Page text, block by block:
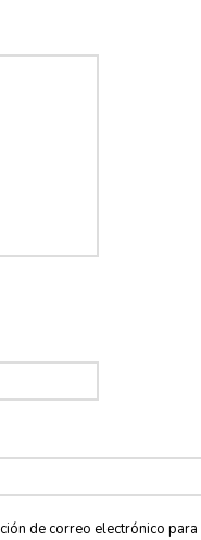
de correo electrónico